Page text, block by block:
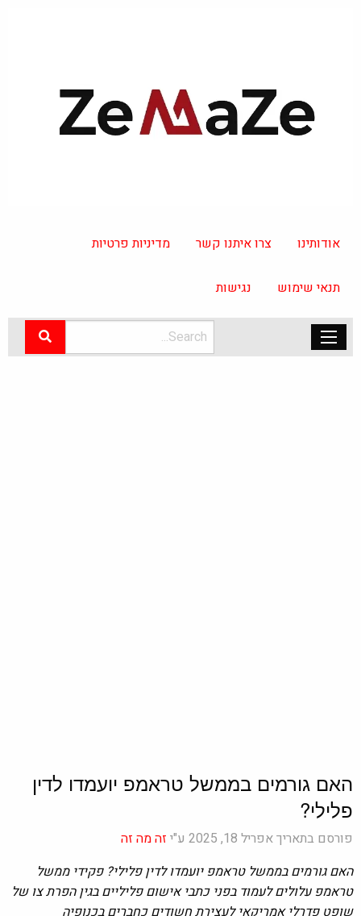
אודותינו צרו איתנו קשר מדיניות פרטיות
תנאי שימוש נגישות
האם גורמים בממשל טראמפ יועמדו לדין
פלילי?
פורסם בתאריך אפריל 18, 2025 ע"י
זה מה זה
האם גורמים בממשל טראמפ יועמדו לדין פלילי?פקידי ממשל
טראמפ עלולים לעמוד בפני כתבי אישום פליליים בגין הפרת צו של
שופט פדרלי אמריקאי לעצירת חשודים כחברים בכנופיה